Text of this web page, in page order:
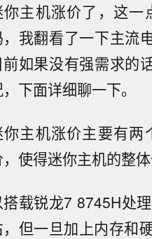
你主机涨价了，这
，我翻看了一下主流
前如果没有强需求的
下面详细聊一下。
你主机涨价主要有
使得迷你主机的整
搭载锐龙7 8745H处
但一旦加上内存和